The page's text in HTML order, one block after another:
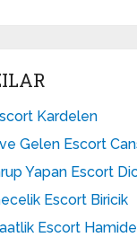
Kardelen
Gelen Escort
Yapan Escort
Escort Biricik
Escort Hamide